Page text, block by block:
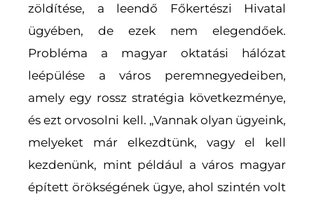
zöldítése, a leendő Főkertészi Hivatal
ügyében, de ezek nem elegendőek.
Probléma a magyar oktatási hálózat
leépülése a város peremnegyedeiben,
amely egy rossz stratégia következménye,
és ezt orvosolni kell. „Vannak olyan ügyeink,
melyeket már elkezdtünk, vagy el kell
kezdenünk, mint például a város magyar
épített örökségének ügye, ahol szintén volt